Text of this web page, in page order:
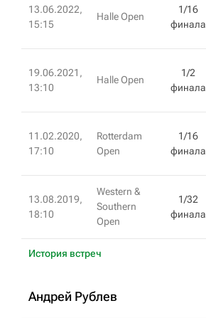
13.06.2022,
15:15
Halle Open
1/16
финала
19.06.2021,
13:10
Halle Open
1/2
финала
11.02.2020,
17:10
Rotterdam
Open
1/16
финала
13.08.2019,
18:10
Western &
Southern
Open
1/32
финала
История встреч
Андрей Рублев